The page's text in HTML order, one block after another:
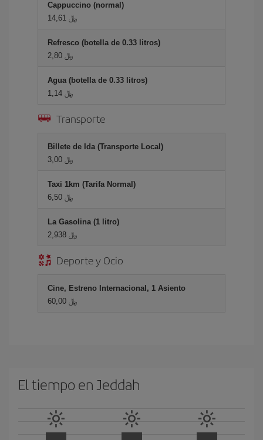
Cappuccino (normal)
14,61 ﷼
Refresco (botella de 0.33 litros)
2,80 ﷼
Agua (botella de 0.33 litros)
1,14 ﷼
Transporte
Billete de Ida (Transporte Local)
3,00 ﷼
Taxi 1km (Tarifa Normal)
6,50 ﷼
La Gasolina (1 litro)
2,938 ﷼
Deporte y Ocio
Cine, Estreno Internacional, 1 Asiento
60,00 ﷼
El tiempo en Jeddah